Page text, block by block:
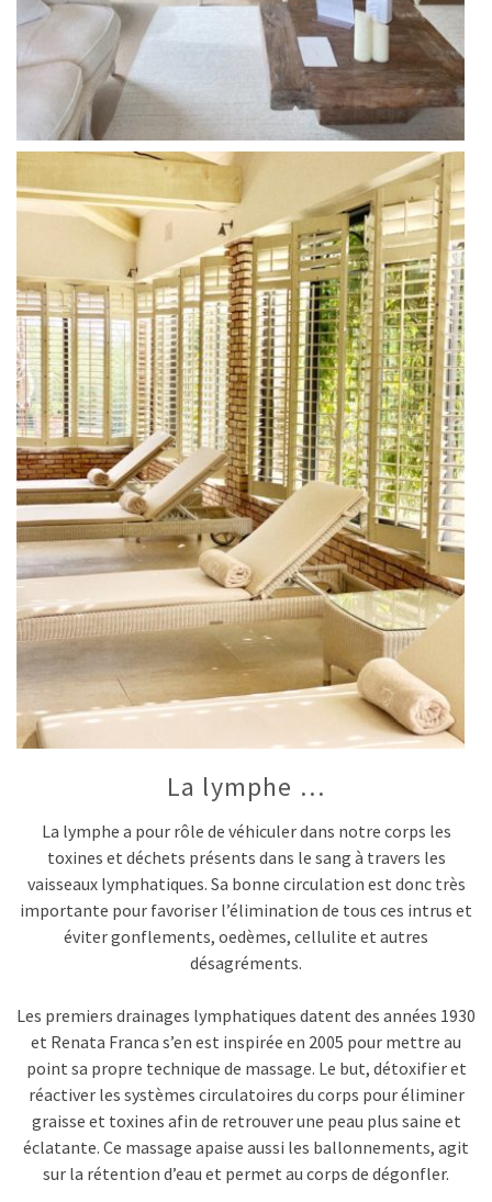
La lymphe …
La lymphe a pour rôle de véhiculer dans notre corps les
toxines et déchets présents dans le sang à travers les
vaisseaux lymphatiques. Sa bonne circulation est donc très
importante pour favoriser l’élimination de tous ces intrus et
éviter gonflements, oedèmes, cellulite et autres
désagréments.
Les premiers drainages lymphatiques datent des années 1930
et Renata Franca s’en est inspirée en 2005 pour mettre au
point sa propre technique de massage. Le but, détoxifier et
réactiver les systèmes circulatoires du corps pour éliminer
graisse et toxines afin de retrouver une peau plus saine et
éclatante. Ce massage apaise aussi les ballonnements, agit
sur la rétention d’eau et permet au corps de dégonfler.